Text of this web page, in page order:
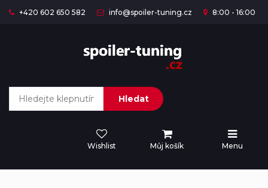
+420 602 650 582 info@spoiler-tuning.cz 8:00 - 16:00
Hledat
Wishlist Můj košík Menu